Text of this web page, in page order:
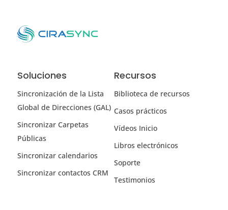
Soluciones
Sincronización de la Lista
Global de Direcciones (GAL)
Sincronizar Carpetas
Públicas
Sincronizar calendarios
Sincronizar contactos CRM
Recursos
Biblioteca de recursos
Casos prácticos
Vídeos Inicio
Libros electrónicos
Soporte
Testimonios